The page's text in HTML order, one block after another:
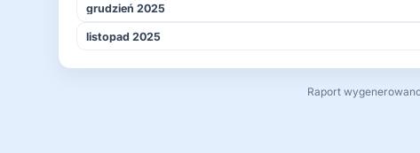
grudzień 2025
listopad 2025
Raport